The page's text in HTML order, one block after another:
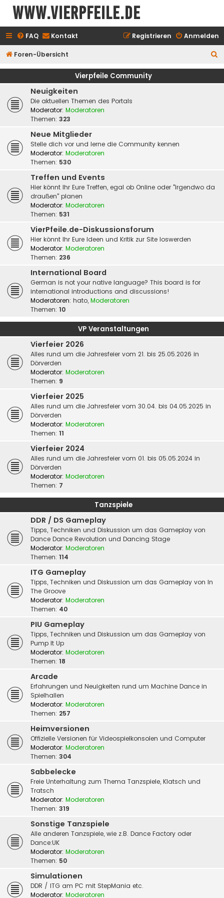
www.vierpfeile.de
FAQ Kontakt Anmelden
Registrieren
Foren-Übersicht
u
Vierpfeile Community
Neuigkeiten
Die aktuellen Themen des Portals
Moderator: Moderatoren
Themen: 323
Neue Mitglieder
Stelle dich vor und lerne die Community kennen
Moderator: Moderatoren
Themen: 530
Treffen und Events
Hier könnt Ihr Eure Treffen, egal ob Online oder "irgendwo da
draußen" planen
Moderator: Moderatoren
Themen: 531
VierPfeile.de-Diskussionsforum
Hier könnt Ihr Eure Ideen und Kritik zur Site loswerden
Moderator: Moderatoren
Themen: 236
International Board
German is not your native language? This board is for
international introductions and discussions!
Moderatoren: hato, Moderatoren
Themen: 10
VP Veranstaltungen
Vierfeier 2026
Alles rund um die Jahresfeier vom 21. bis 25.05.2026 in
Dörverden
Moderator: Moderatoren
Themen: 9
Vierfeier 2025
Alles rund um die Jahresfeier vom 30.04. bis 04.05.2025 in
Dörverden
Moderator: Moderatoren
Themen: 11
Vierfeier 2024
Alles rund um die Jahresfeier vom 01. bis 05.05.2024 in
Dörverden
Moderator: Moderatoren
Themen: 7
Tanzspiele
DDR / DS Gameplay
Tipps, Techniken und Diskussion um das Gameplay von
Dance Dance Revolution und Dancing Stage
Moderator: Moderatoren
Themen: 114
ITG Gameplay
Tipps, Techniken und Diskussion um das Gameplay von In
The Groove
Moderator: Moderatoren
Themen: 40
PIU Gameplay
Tipps, Techniken und Diskussion um das Gameplay von
Pump It Up
Moderator: Moderatoren
Themen: 18
Arcade
Erfahrungen und Neuigkeiten rund um Machine Dance in
Spielhallen
Moderator: Moderatoren
Themen: 257
Heimversionen
Offizielle Versionen für Videospielkonsolen und Computer
Moderator: Moderatoren
Themen: 304
Sabbelecke
Freie Unterhaltung zum Thema Tanzspiele, Klatsch und
Tratsch
Moderator: Moderatoren
Themen: 319
Sonstige Tanzspiele
Alle anderen Tanzspiele, wie z.B. Dance Factory oder
Dance:UK
Moderator: Moderatoren
Themen: 50
Simulationen
DDR / ITG am PC mit StepMania etc.
Moderator: Moderatoren